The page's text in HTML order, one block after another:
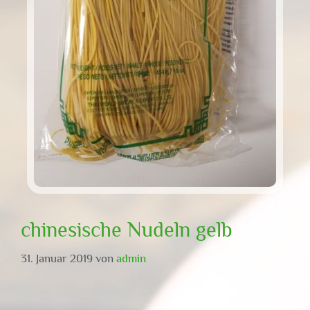
chinesische Nudeln gelb
31. Januar 2019 von admin